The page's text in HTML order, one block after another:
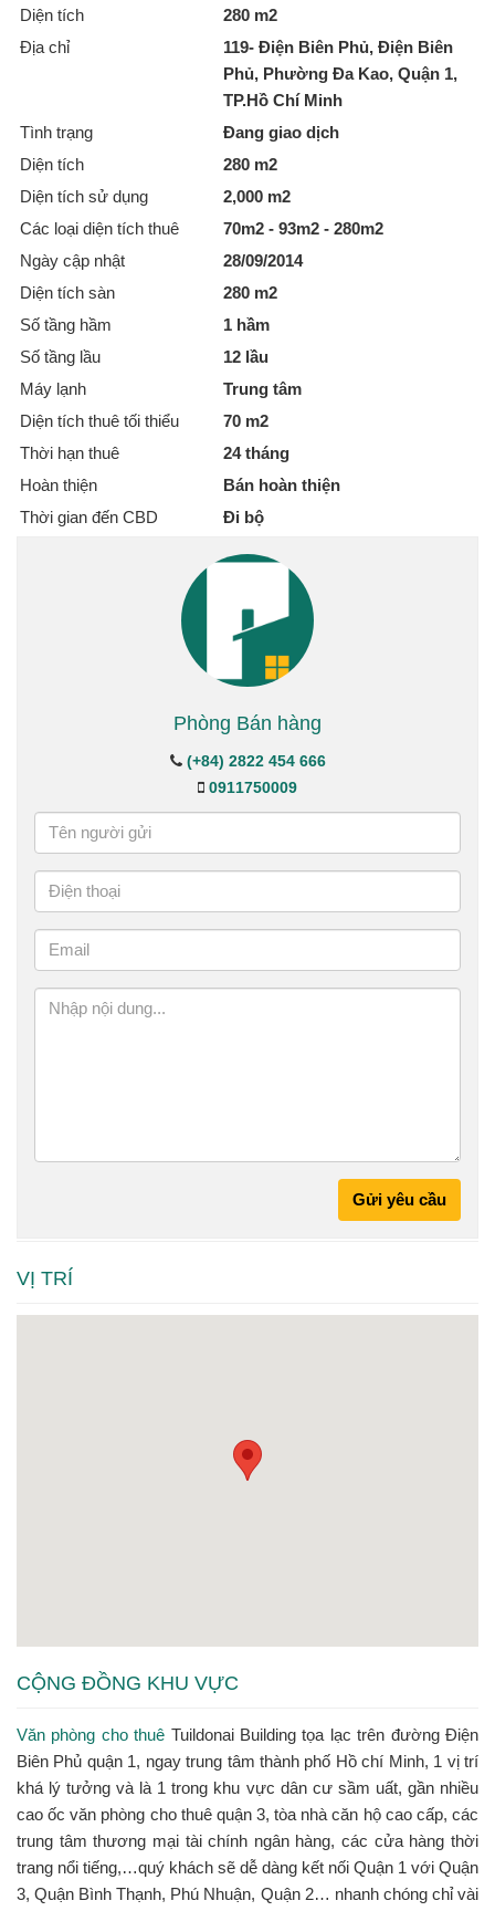
Diện tích
280 m2
Địa chỉ
119- Điện Biên Phủ, Điện Biên
Phủ, Phường Đa Kao, Quận 1,
TP.Hồ Chí Minh
Tình trạng
Đang giao dịch
Diện tích
280 m2
Diện tích sử dụng
2,000 m2
Các loại diện tích thuê
70m2 - 93m2 - 280m2
Ngày cập nhật
28/09/2014
Diện tích sàn
280 m2
Số tầng hầm
1 hầm
Số tầng lầu
12 lầu
Máy lạnh
Trung tâm
Diện tích thuê tối thiểu
70 m2
Thời hạn thuê
24 tháng
Hoàn thiện
Bán hoàn thiện
Thời gian đến CBD
Đi bộ
Phòng Bán hàng
(+84) 2822 454 666
0911750009
Gửi yêu cầu
VỊ TRÍ
CỘNG ĐỒNG KHU VỰC
Văn phòng cho thuê Tuildonai Building tọa lạc trên đường Điện
Biên Phủ quận 1, ngay trung tâm thành phố Hồ chí Minh, 1 vị trí
khá lý tưởng và là 1 trong khu vực dân cư sầm uất, gần nhiều
cao ốc văn phòng cho thuê quận 3, tòa nhà căn hộ cao cấp, các
trung tâm thương mại tài chính ngân hàng, các cửa hàng thời
trang nổi tiếng,…quý khách sẽ dễ dàng kết nối Quận 1 với Quận
3, Quận Bình Thạnh, Phú Nhuận, Quận 2… nhanh chóng chỉ vài